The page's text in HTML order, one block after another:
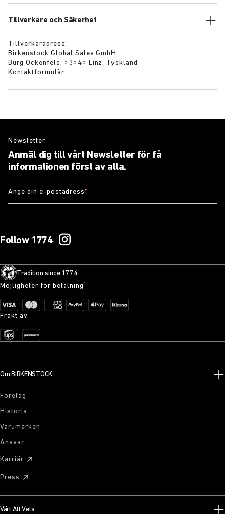
Tillverkare och Säkerhet
Tillverkaradress:
Birkenstock Global Sales GmbH
Burg Ockenfels, 53545 Linz, Tyskland
Kontaktformulär
Newsletter
Anmäl dig till vårt Newsletter för få
informationen först av alla.
Ange din e-postadress*
Follow 1774
Tradition since 1774
Möjligheter för betalning¹
Frakt av
Om BIRKENSTOCK
Företag
Historia
Varumärken
Ansvar
Karriär
Press
Värt Att Veta